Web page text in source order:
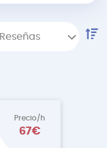
Precio/h
67€